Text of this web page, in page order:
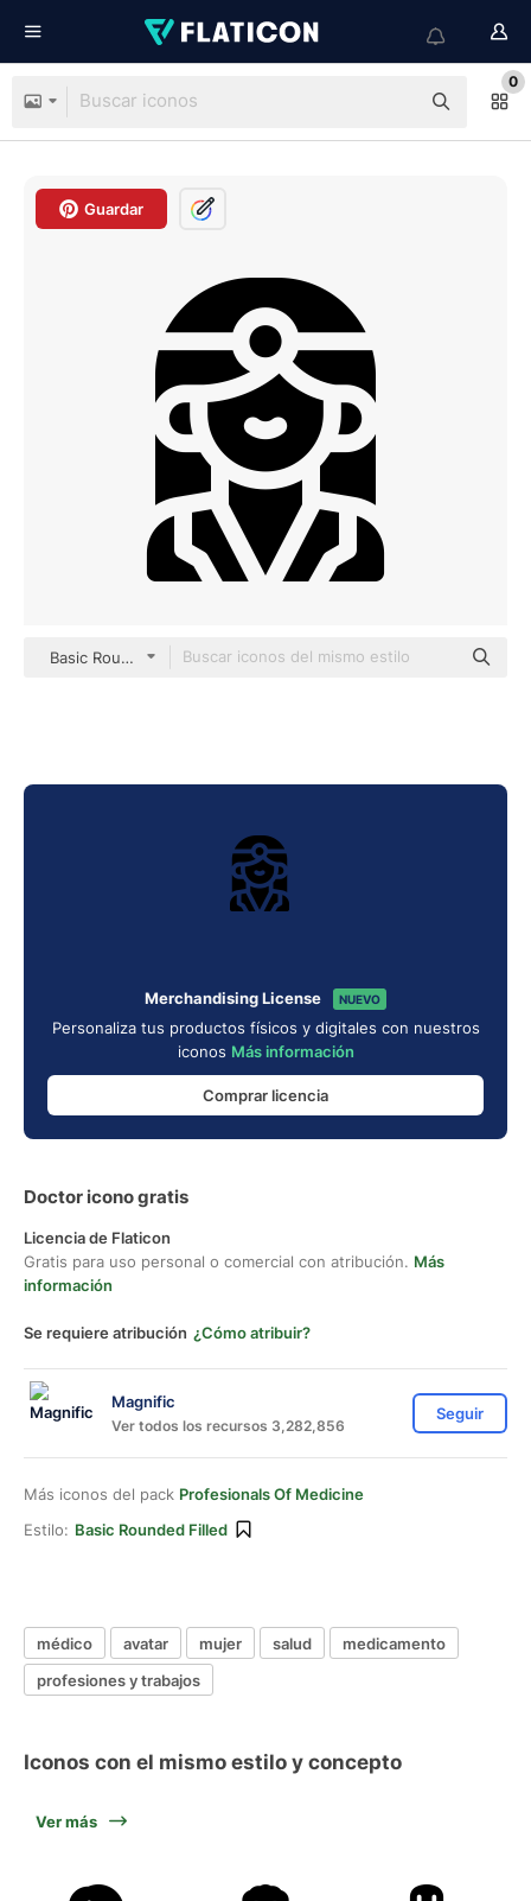
0
Guardar
Basic Rounded Filled
Merchandising License NUEVO
Personaliza tus productos físicos y digitales con nuestros
iconos Más información
Comprar licencia
Doctor icono gratis
Licencia de Flaticon
Gratis para uso personal o comercial con atribución. Más
información
Se requiere atribución ¿Cómo atribuir?
Magnific
Ver todos los recursos 3,282,856
Seguir
Más iconos del pack Profesionals Of Medicine
Estilo: Basic Rounded Filled
médico avatar mujer salud
medicamento
profesiones y trabajos
Iconos con el mismo estilo y concepto
Ver más